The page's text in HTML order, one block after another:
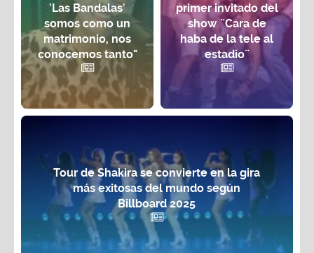
'Las Bandalas'
somos como un
matrimonio, nos
conocemos tanto"
primer invitado del
show ¨Cara de
haba de la tele al
estadio¨
Tour de Shakira se convierte en la gira
más exitosas del mundo según
Billboard 2025